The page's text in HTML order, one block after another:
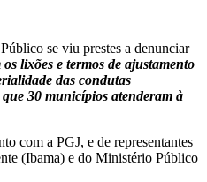
se viu prestes a denunciar
lixões e termos de ajustamento
das condutas
30 municípios atenderam à
com a PGJ, e de representantes
(Ibama) e do Ministério Público